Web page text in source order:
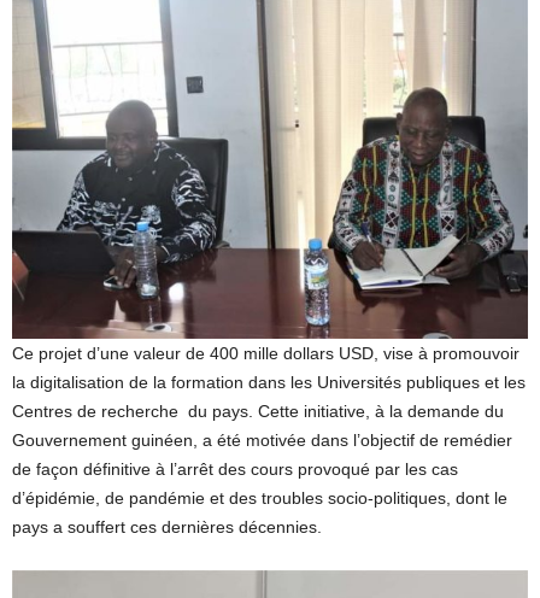
Ce projet d’une valeur de 400 mille dollars USD, vise à promouvoir
la digitalisation de la formation dans les Universités publiques et les
Centres de recherche du pays. Cette initiative, à la demande du
Gouvernement guinéen, a été motivée dans l’objectif de remédier
de façon définitive à l’arrêt des cours provoqué par les cas
d’épidémie, de pandémie et des troubles socio-politiques, dont le
pays a souffert ces dernières décennies.